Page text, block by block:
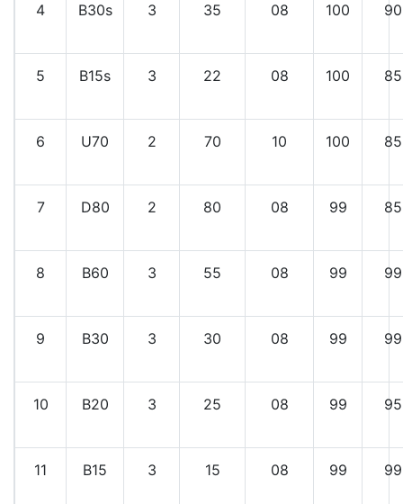
4 B30s 3 35 08 100 90
5 B15s 3 22 08 100 85
6 U70 2 70 10 100 85
7 D80 2 80 08 99 85
8 B60 3 55 08 99 99
9 B30 3 30 08 99 99
10 B20 3 25 08 99 95
11 B15 3 15 08 99 99